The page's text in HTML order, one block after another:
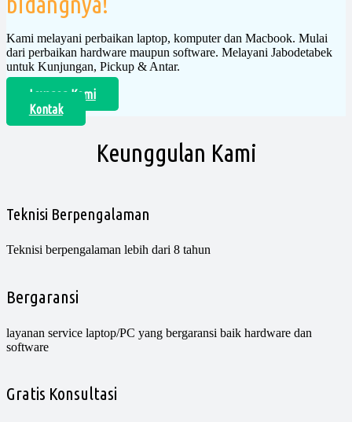
Kami melayani perbaikan laptop, komputer dan Macbook. Mulai
dari perbaikan hardware maupun software. Melayani Jabodetabek
untuk Kunjungan, Pickup & Antar.
Layanan Kami
Kontak
Keunggulan Kami
Teknisi Berpengalaman
Teknisi berpengalaman lebih dari 8 tahun
Bergaransi
layanan service laptop/PC yang bergaransi baik hardware dan
software
Gratis Konsultasi